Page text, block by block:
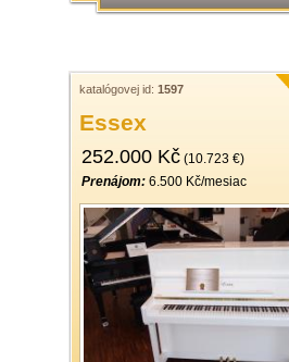
katalógovej id: 1597
Essex
252.000 Kč (10.723 €)
Prenájom: 6.500 Kč/mesiac